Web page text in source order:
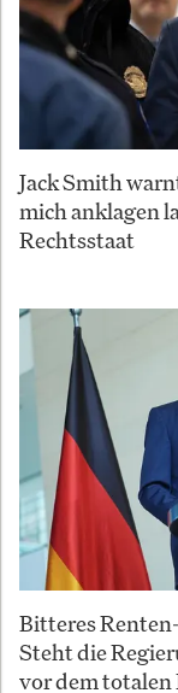
Jack Smith
mich anklagen
Rechtsstaat
Bitteres
Steht die
vor dem